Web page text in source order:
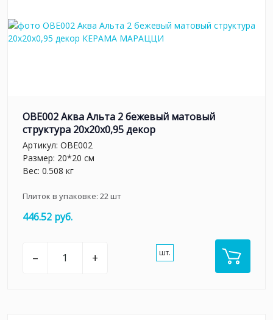
OBE002 Аква Альта 2 бежевый матовый
структура 20x20x0,95 декор
Артикул: OBE002
Размер: 20*20 см
Вес: 0.508 кг
Плиток в упаковке: 22шт
446.52 руб.
– + шт.